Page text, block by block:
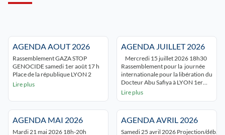
AGENDA AOUT 2026
Rassemblement GAZA STOP
GENOCIDE samedi 1er août 17 h
Place de la république LYON 2
Lire plus
AGENDA JUILLET 2026
Mercredi 15 juillet 2026 18h30
Rassemblement pour la journée
internationale pour la libération du
Docteur Abu Safiya à LYON 1er
place de la comédie Samedi 11
juillet 2026 « 1 000 jours de
LYON 20h -Berges du Rhône (rive
gauche) au niveau du pont […]
Lire plus
AGENDA MAI 2026
Mardi 21 mai 2026 18h-20h
AGENDA AVRIL 2026
Samedi 25 avril 2026 Projection/débat